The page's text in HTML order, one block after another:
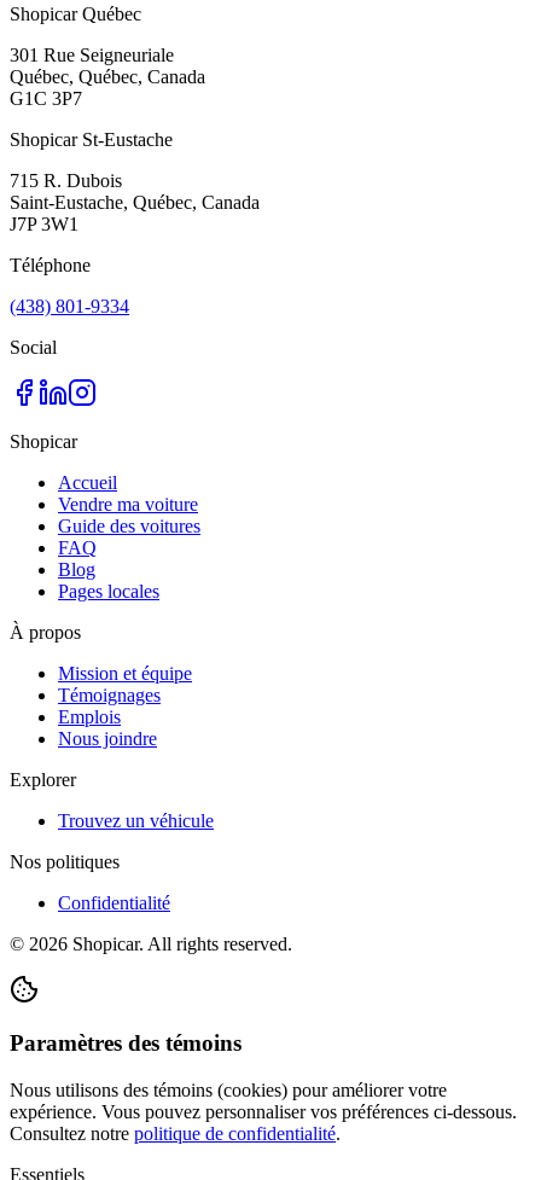
Shopicar Québec
301 Rue Seigneuriale
Québec, Québec, Canada
G1C 3P7
Shopicar St-Eustache
715 R. Dubois
Saint-Eustache, Québec, Canada
J7P 3W1
Téléphone
(438) 801-9334
Social
Shopicar
Accueil
Vendre ma voiture
Guide des voitures
FAQ
Blog
Pages locales
À propos
Mission et équipe
Témoignages
Emplois
Nous joindre
Explorer
Trouvez un véhicule
Nos politiques
Confidentialité
© 2026 Shopicar. All rights reserved.
Paramètres des témoins
Nous utilisons des témoins (cookies) pour améliorer votre
expérience. Vous pouvez personnaliser vos préférences ci-dessous.
Consultez notre politique de confidentialité.
Essentiels